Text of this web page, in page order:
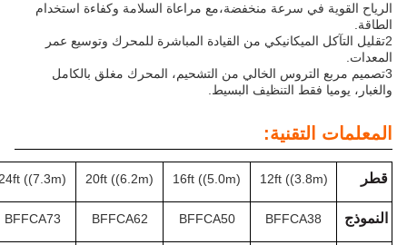
الرياح القوية في سرعة منخفضة،مع مراعاة السلامة وكفاءة استخدام
الطاقة.
2تقليل التآكل الميكانيكي من القيادة المباشرة للمحرك وتوسيع عمر
المعدات.
3تصميم مربع التروس الخالي من التشحيم، المحرك مغلق بالكامل
والغبار، يوميا فقط التنظيف البسيط.
المعلمات التقنية:
قطر 12ft ((3.8m)
16ft ((5.0m)
20ft ((6.2m)
24ft ((7.3m)
النموذج BFFCA38
BFFCA50
BFFCA62
BFFCA73